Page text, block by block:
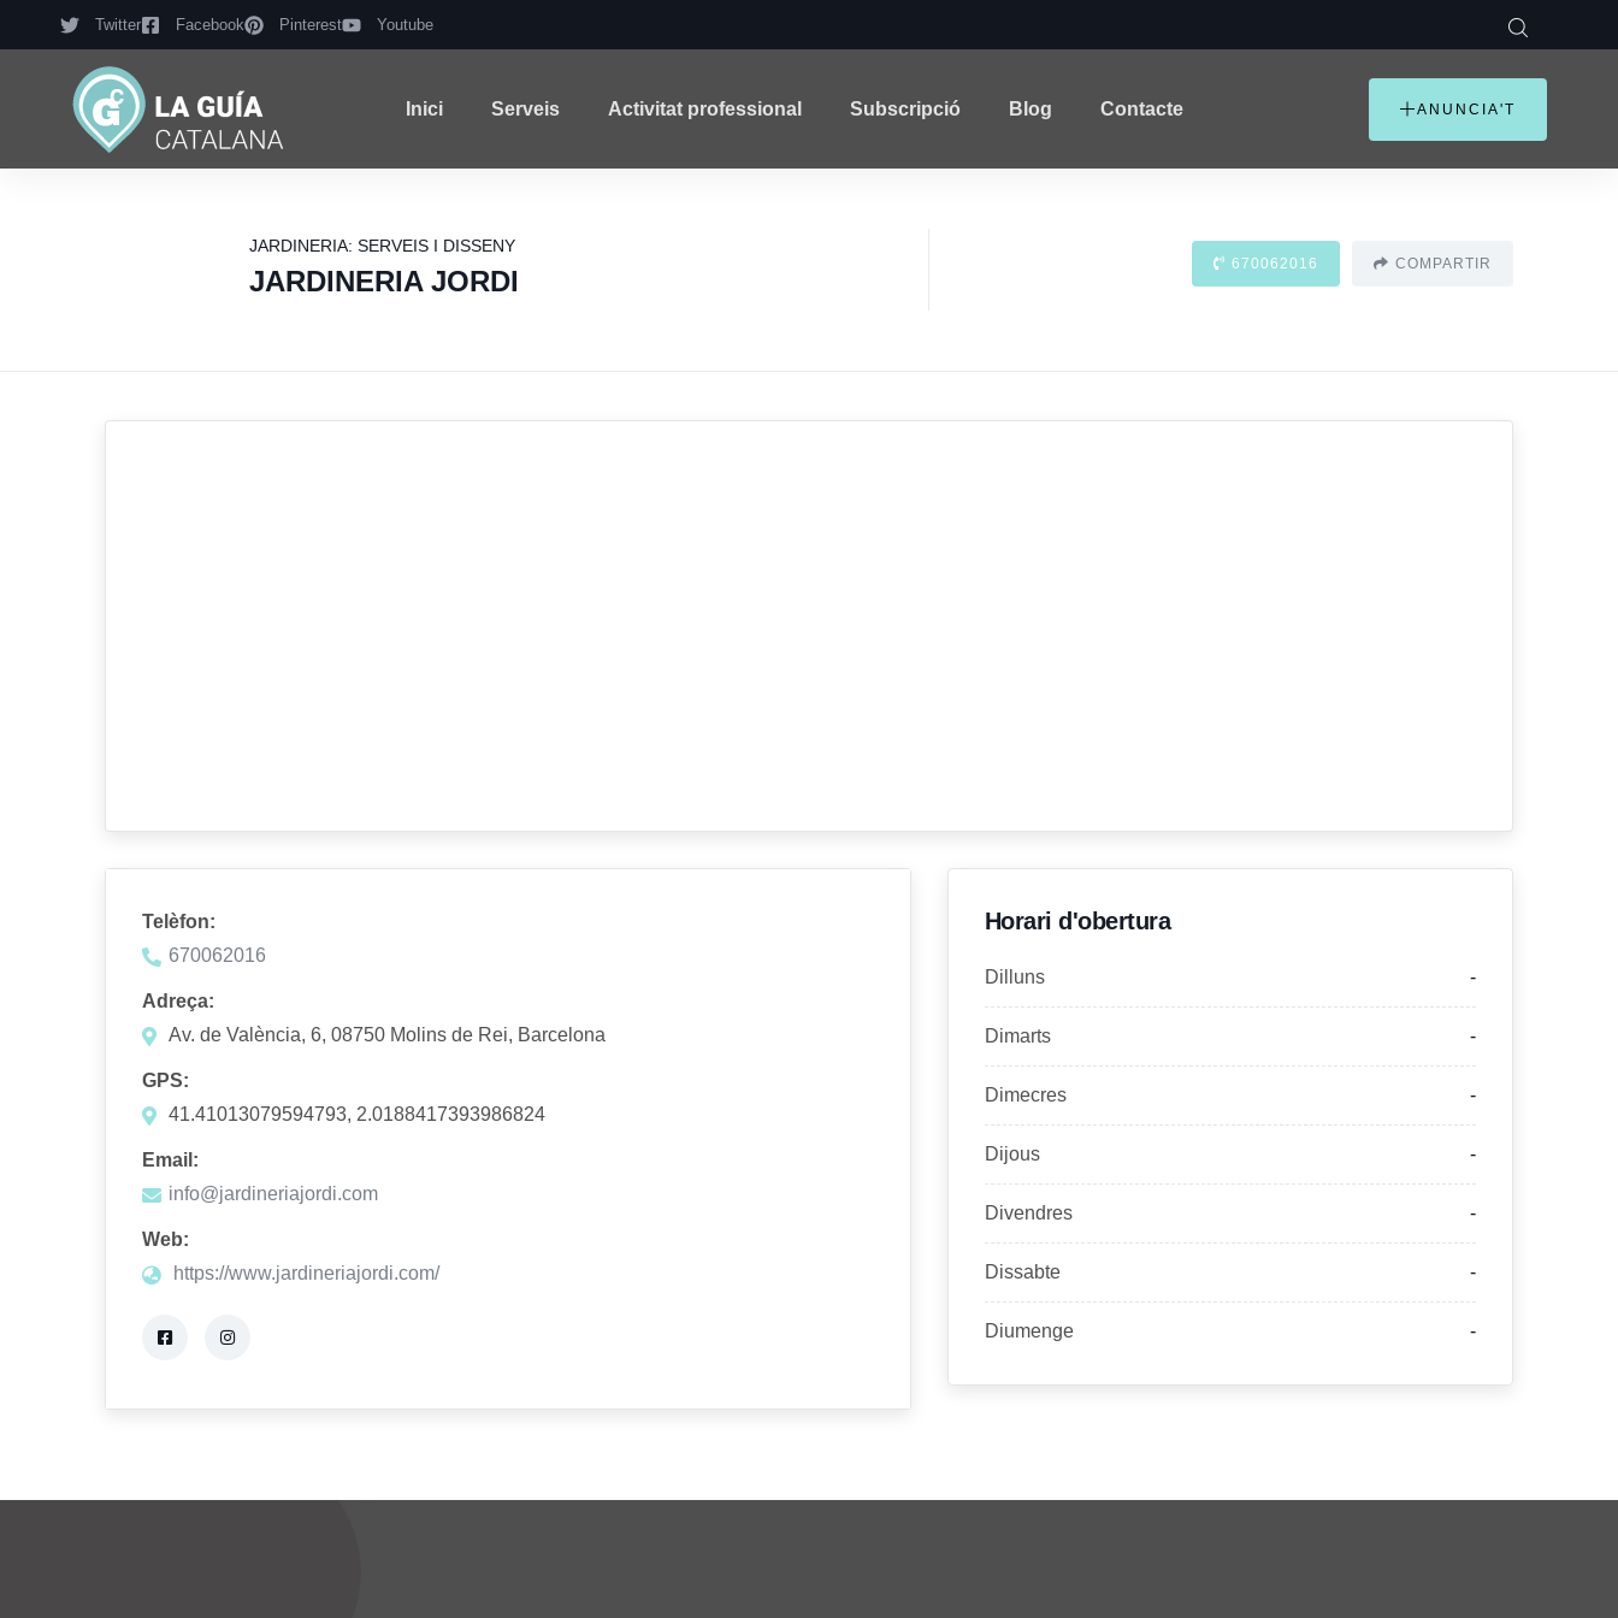
Twitter Facebook Pinterest Youtube
Inici Serveis Activitat professional Subscripció Blog Contacte ANUNCIA'T
JARDINERIA: SERVEIS I DISSENY
JARDINERIA JORDI
670062016 COMPARTIR
Telèfon:
670062016
Adreça:
Av. de València, 6, 08750 Molins de Rei, Barcelona
GPS:
41.41013079594793, 2.0188417393986824
Email:
info@jardineriajordi.com
Web:
https://www.jardineriajordi.com/
Horari d'obertura
Dilluns -
Dimarts -
Dimecres -
Dijous -
Divendres -
Dissabte -
Diumenge -